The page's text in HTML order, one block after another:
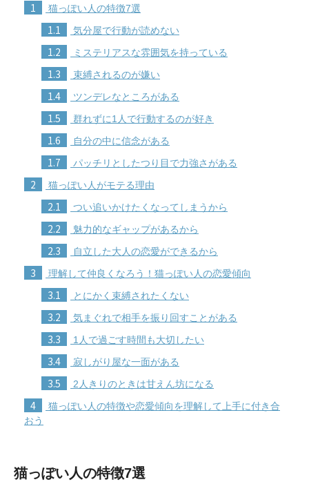
1 猫っぽい人の特徴7選
1.1 気分屋で行動が読めない
1.2 ミステリアスな雰囲気を持っている
1.3 束縛されるのが嫌い
1.4 ツンデレなところがある
1.5 群れずに1人で行動するのが好き
1.6 自分の中に信念がある
1.7 パッチリとしたつり目で力強さがある
2 猫っぽい人がモテる理由
2.1 つい追いかけたくなってしまうから
2.2 魅力的なギャップがあるから
2.3 自立した大人の恋愛ができるから
3 理解して仲良くなろう！猫っぽい人の恋愛傾向
3.1 とにかく束縛されたくない
3.2 気まぐれで相手を振り回すことがある
3.3 1人で過ごす時間も大切したい
3.4 寂しがり屋な一面がある
3.5 2人きりのときは甘えん坊になる
4
猫っぽい人の特徴や恋愛傾向を理解して上手に付き合
おう
猫っぽい人の特徴7選